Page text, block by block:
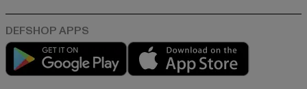
Play market